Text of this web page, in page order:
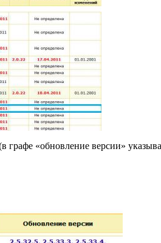
«обновление версии»